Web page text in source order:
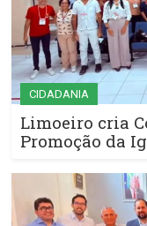
CIDADANIA
Limoeiro cria
Promoção da